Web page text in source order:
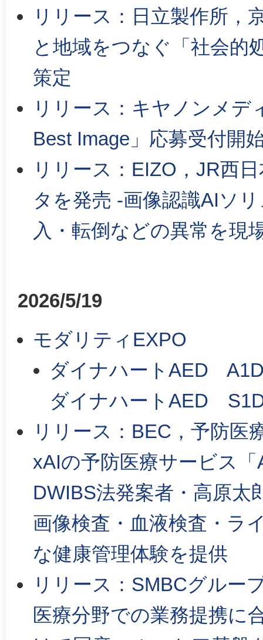
リリース：日立製作所，
と地域をつなぐ「社会的
策定
リリース：キヤノンメデ
Best Image」応募受付開
リリース：EIZO，JR西
タを発売 -画像認識AIソ
入・転倒などの異常を現
2026/5/19
モダリティEXPO
ダイナハートAED
ダイナハートAED
リリース：BEC，予防医
xAIの予防医療サービス
DWIBS法発案者・高原太
画像検査・血液検査・ラ
な健康管理体験を提供
リリース：SMBCグルー
医療分野での業務提携に